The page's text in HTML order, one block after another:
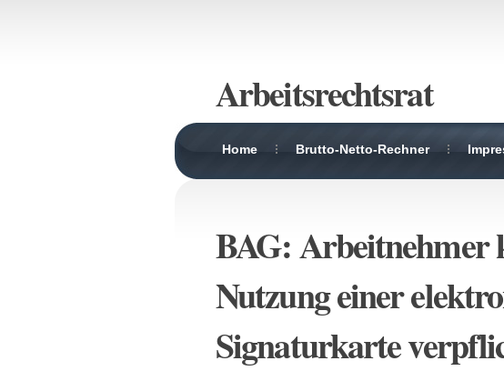
Arbeitsrechtsrat
Home Brutto-Netto-Rechner
BAG: Arbeitnehmer
Nutzung einer
Signaturkarte